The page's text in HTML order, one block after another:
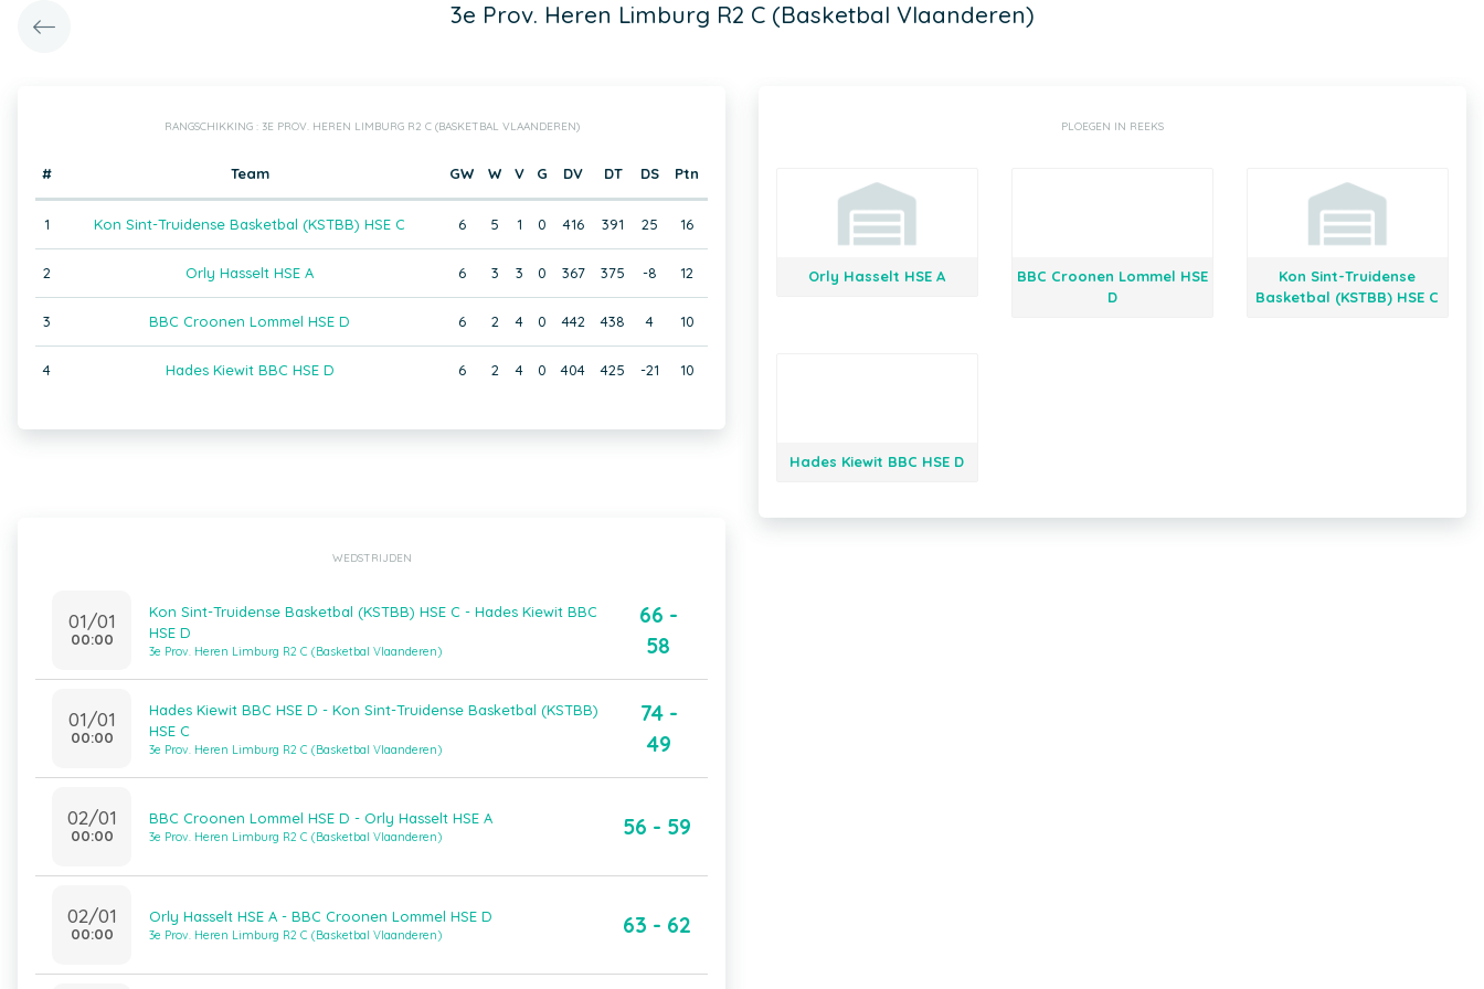
3e Prov. Heren Limburg R2 C (Basketbal Vlaanderen)
RANGSCHIKKING : 3E PROV. HEREN LIMBURG R2 C (BASKETBAL VLAANDEREN)
# Team GW W V G DV DT DS Ptn
1 Kon Sint-Truidense Basketbal (KSTBB) HSE C 6 5 1 0 416 391 25 16
2 Orly Hasselt HSE A 6 3 3 0 367 375 -8 12
3 BBC Croonen Lommel HSE D 6 2 4 0 442 438 4 10
4 Hades Kiewit BBC HSE D 6 2 4 0 404 425 -21 10
PLOEGEN IN REEKS
Orly Hasselt HSE A
BBC Croonen Lommel HSE
D
Kon Sint-Truidense
Basketbal (KSTBB) HSE C
Hades Kiewit BBC HSE D
WEDSTRIJDEN
01/01
00:00
Kon Sint-Truidense Basketbal (KSTBB) HSE C - Hades Kiewit BBC
HSE D
3e Prov. Heren Limburg R2 C (Basketbal Vlaanderen)
66 -
58
01/01
00:00
Hades Kiewit BBC HSE D - Kon Sint-Truidense Basketbal (KSTBB)
HSE C
3e Prov. Heren Limburg R2 C (Basketbal Vlaanderen)
74 -
49
02/01
00:00
BBC Croonen Lommel HSE D - Orly Hasselt HSE A
3e Prov. Heren Limburg R2 C (Basketbal Vlaanderen) 56 - 59
02/01
00:00
Orly Hasselt HSE A - BBC Croonen Lommel HSE D
3e Prov. Heren Limburg R2 C (Basketbal Vlaanderen) 63 - 62